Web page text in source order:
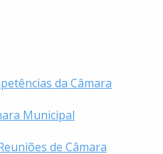
da Câmara
Municipal
de Câmara